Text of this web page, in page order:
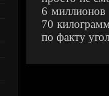
6
70
по факту